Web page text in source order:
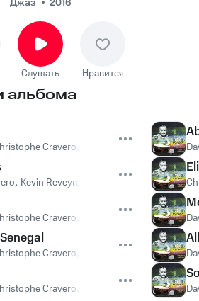
Frédéric
Didier
- Mongo
Clave
Джаз
2016
Слушать Нравится
альбома
Cravero Kevin Reveyrand,Gilbert
, Kevin Reveyrand David Voulga,Gilbert
Cravero Kevin Reveyrand,Gilbert
Cravero Kevin Reveyrand,Gilbert
Cravero Kevin Reveyrand,Gilbert